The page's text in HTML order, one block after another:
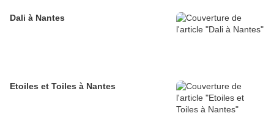
Dali à Nantes
Etoiles et Toiles à Nantes